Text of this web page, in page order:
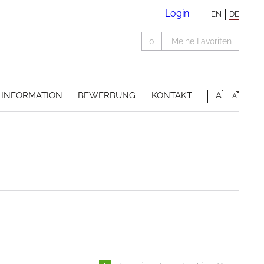
EN DE
Login
0 Meine Favoriten
INFORMATION BEWERBUNG KONTAKT A A